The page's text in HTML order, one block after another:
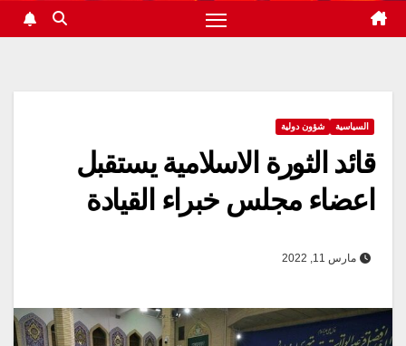
السياسية شؤون دولية
قائد الثورة الاسلامية يستقبل
اعضاء مجلس خبراء القيادة
مارس 11, 2022